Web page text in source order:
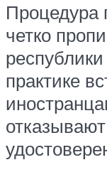
Процедура
четко
практике